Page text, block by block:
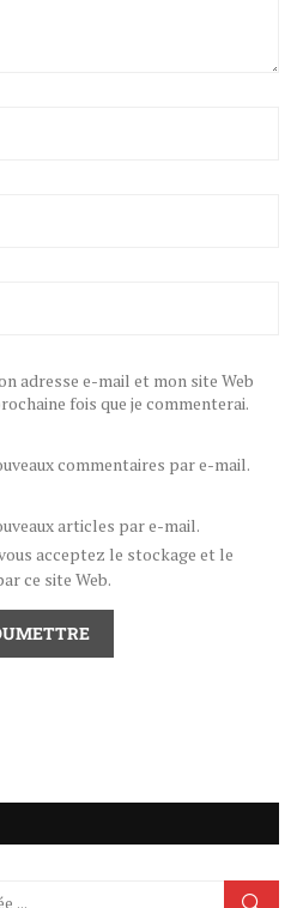
adresse e-mail et mon site Web
fois que je commenterai.
commentaires par e-mail.
articles par e-mail.
acceptez le stockage et le
ce site Web.